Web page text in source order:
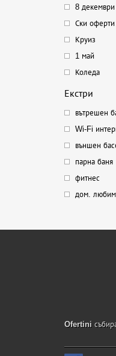
8 декември
Ски оферти
Круиз
1 май
Коледа
Екстри
вътрешен
Wi-Fi
външен
парна баня
фитнес
дом.
Ofertini